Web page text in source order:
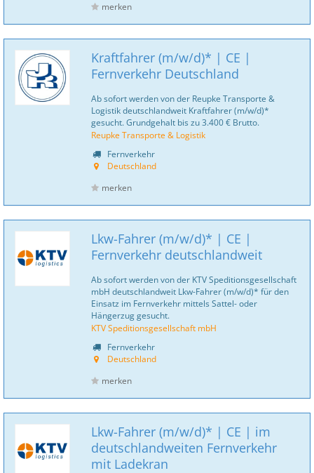
merken
Kraftfahrer (m/w/d)* | CE |
Fernverkehr Deutschland
Ab sofort werden von der Reupke Transporte &
Logistik deutschlandweit Kraftfahrer (m/w/d)*
gesucht. Grundgehalt bis zu 3.400 € Brutto.
Reupke Transporte & Logistik
Fernverkehr
Deutschland
merken
Lkw-Fahrer (m/w/d)* | CE |
Fernverkehr deutschlandweit
Ab sofort werden von der KTV Speditionsgesellschaft
mbH deutschlandweit Lkw-Fahrer (m/w/d)* für den
Einsatz im Fernverkehr mittels Sattel- oder
Hängerzug gesucht.
KTV Speditionsgesellschaft mbH
Fernverkehr
Deutschland
merken
Lkw-Fahrer (m/w/d)* | CE | im
deutschlandweiten Fernverkehr
mit Ladekran